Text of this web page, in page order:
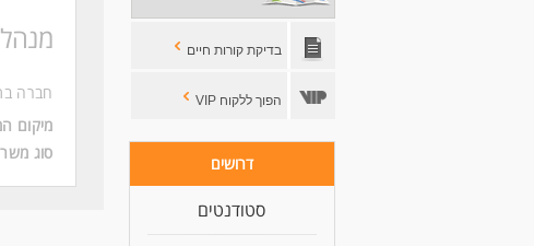
בדיקת קורות חיים
הפוך ללקוח VIP
דרושים
סטודנטים
חברה
מיקום
סוג